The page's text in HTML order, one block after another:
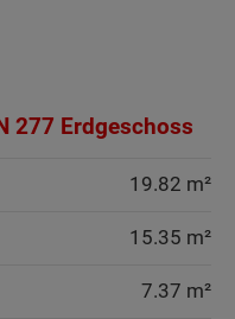
277 Erdgeschoss
19.82 m²
15.35 m²
7.37 m²